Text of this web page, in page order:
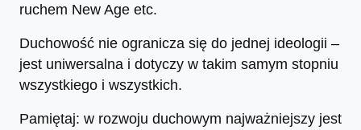
ruchem New Age etc.
Duchowość nie ogranicza się do jednej ideologii –
jest uniwersalna i dotyczy w takim samym stopniu
wszystkiego i wszystkich.
Pamiętaj: w rozwoju duchowym najważniejszy jest